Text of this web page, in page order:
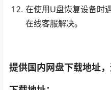
在使用U盘恢复设备时
在线客服解决。
提供国内网盘下载地址